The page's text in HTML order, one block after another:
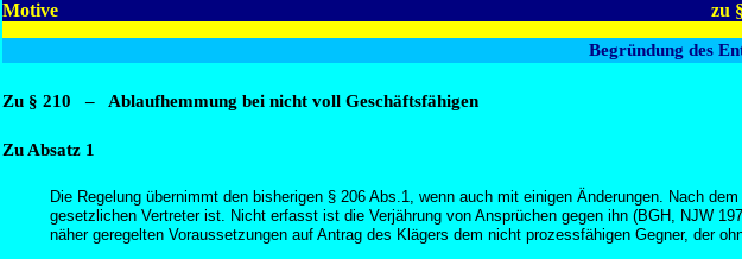
Motive zu
Begründung des
Zu § 210 – Ablaufhemmung bei nicht voll Geschäftsfähigen
Zu Absatz 1
Die Regelung übernimmt den bisherigen § 206 Abs.1, wenn auch mit einigen Änderungen. Nach
gesetzlichen Vertreter ist. Nicht erfasst ist die Verjährung von Ansprüchen gegen ihn (BGH, NJW
näher geregelten Voraussetzungen auf Antrag des Klägers dem nicht prozessfähigen Gegner, der